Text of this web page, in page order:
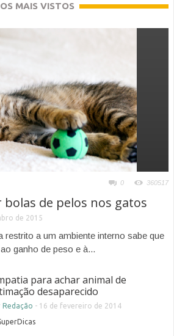
OS MAIS VISTOS
0 360517
bolas de pelos nos gatos
de 2015
restrito a um ambiente interno sabe que
ganho de peso e à...
para achar animal de
desaparecido
Redação - 16 de fevereiro de 2014